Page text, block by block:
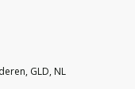
GLD, NL